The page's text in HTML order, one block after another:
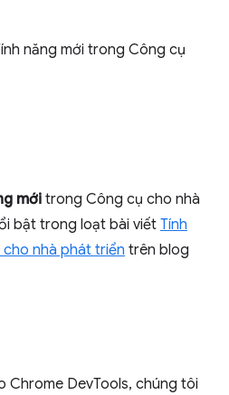
năng mới trong Công cụ
mới trong Công cụ cho nhà
bật trong loạt bài viết Tính
nhà phát triển trên blog
Chrome DevTools, chúng tôi